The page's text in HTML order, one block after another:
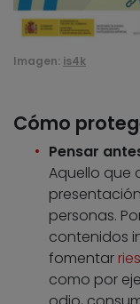
Imagen: is4k
Cómo
Pensar
Aquello que
personas.
contenidos
fomentar
como por